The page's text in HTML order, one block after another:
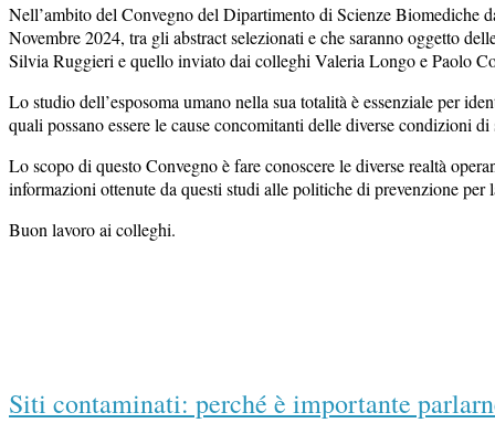
Nell’ambito del Convegno del Dipartimento di Scienze Biomediche
Novembre 2024, tra gli abstract selezionati e che saranno oggetto
Silvia Ruggieri e quello inviato dai colleghi Valeria Longo e Paolo
Lo studio dell’esposoma umano nella sua totalità è essenziale per
quali possano essere le cause concomitanti delle diverse condizioni di
Lo scopo di questo Convegno è fare conoscere le diverse realtà
informazioni ottenute da questi studi alle politiche di prevenzione per
Buon lavoro ai colleghi.
Siti contaminati: perché è importante